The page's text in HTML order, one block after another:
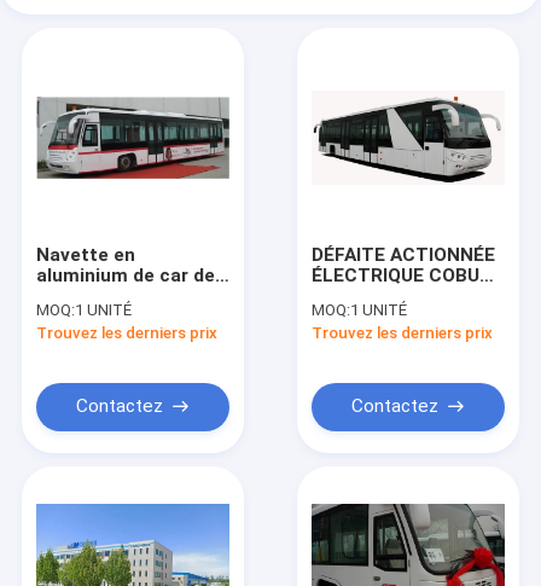
Navette en
aluminium de car de
macadam de tablier à
l'aéroport
13m×3m×3m
MOQ:1 UNITÉ
Trouvez les derniers prix
Contactez
DÉFAITE ACTIONNÉE
ÉLECTRIQUE COBUS
DE L'AUTOBUS
AEROABUS-6300EV
DE TABLIER
MOQ:1 UNITÉ
Trouvez les derniers prix
Contactez